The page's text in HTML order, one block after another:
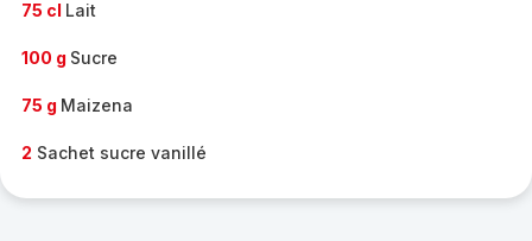
75 cl Lait
100 g Sucre
75 g Maizena
2 Sachet sucre vanillé